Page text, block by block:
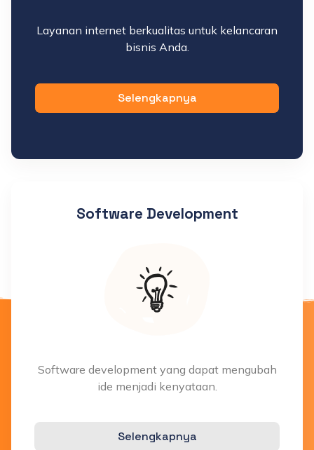
Layanan internet berkualitas untuk kelancaran
bisnis Anda.
Selengkapnya
Software Development
Software development yang dapat mengubah
ide menjadi kenyataan.
Selengkapnya